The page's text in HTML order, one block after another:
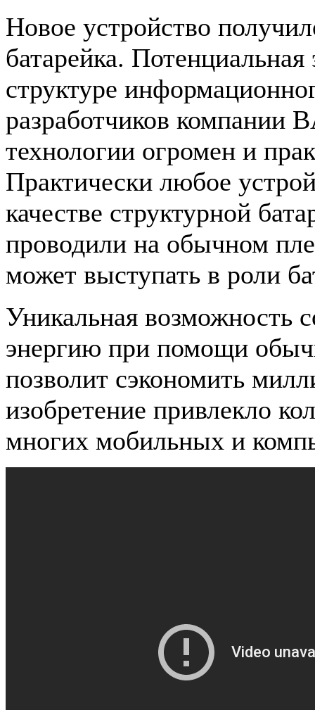
Новое устройство
батарейка.
структуре
разработчиков компании
технологии огромен и
Практически любое
качестве структурной
проводили на обычном
может выступать в роли
Уникальная возможность
энергию при помощи
позволит сэкономить
изобретение привлекло
многих мобильных и